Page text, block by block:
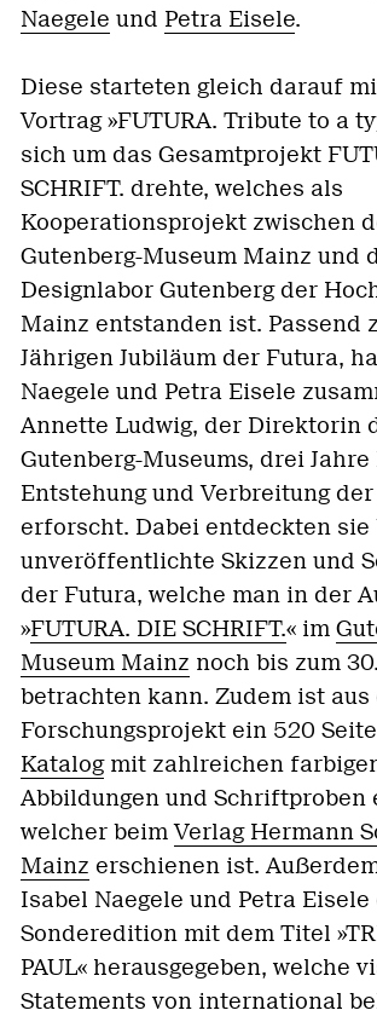
Naegele und Petra Eisele.
Diese starteten gleich darauf
Vortrag »FUTURA. Tribute to a
sich um das Gesamtprojekt
SCHRIFT. drehte, welches als
Kooperationsprojekt zwischen
Gutenberg-Museum Mainz und
Designlabor Gutenberg der
Mainz entstanden ist. Passend
Jährigen Jubiläum der Futura,
Naegele und Petra Eisele
Annette Ludwig, der Direktorin
Gutenberg-Museums, drei
Entstehung und Verbreitung
erforscht. Dabei entdeckten sie
unveröffentlichte Skizzen und
der Futura, welche man in der
»FUTURA. DIE SCHRIFT.« im
Museum Mainz noch bis zum
betrachten kann. Zudem ist aus
Forschungsprojekt ein 520
Katalogmit zahlreichen
Abbildungen und Schriftproben
welcher beimVerlag Hermann
Mainz erschienen ist.
Isabel Naegele und Petra Eisele
Sonderedition mit dem Titel
PAUL« herausgegeben, welche
Statements von international